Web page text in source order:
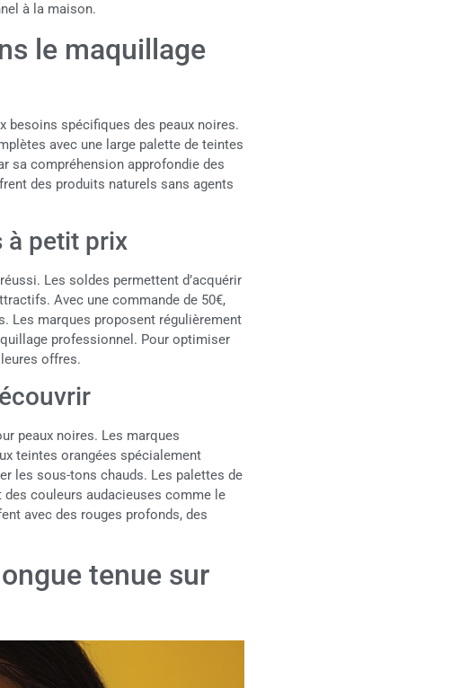
à la maison.
le maquillage
besoins spécifiques des peaux noires.
avec une large palette de teintes
sa compréhension approfondie des
des produits naturels sans agents
à petit prix
Les soldes permettent d’acquérir
Avec une commande de 50€,
Les marques proposent régulièrement
professionnel. Pour optimiser
offres.
peaux noires. Les marques
teintes orangées spécialement
les sous-tons chauds. Les palettes de
des couleurs audacieuses comme le
avec des rouges profonds, des
tenue sur